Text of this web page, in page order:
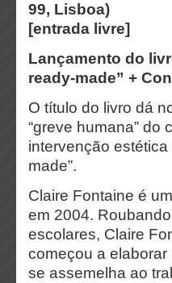
99, Lisboa)
[entrada livre]
Lançamento do
ready-made” +
O título do livro dá
“greve humana” do
intervenção
made”.
Claire Fontaine é
em 2004.
escolares, Claire
começou a
se assemelha ao